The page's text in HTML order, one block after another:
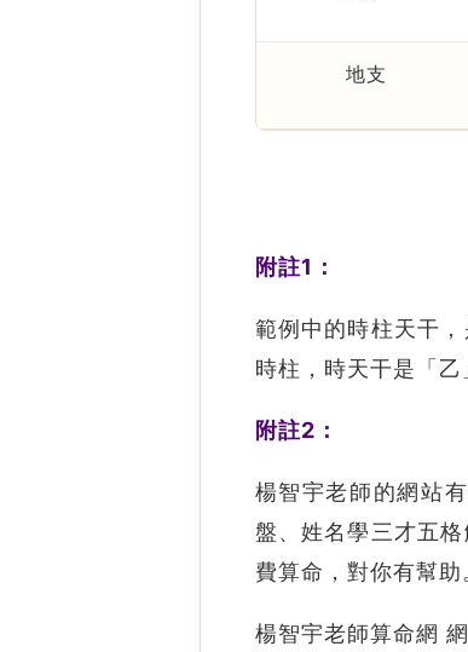
地支
附註1：
範例中的時柱天干
時柱，時天干是「乙
附註2：
楊智宇老師的網站
盤、姓名學三才五
費算命，對你有幫助
楊智宇老師算命網